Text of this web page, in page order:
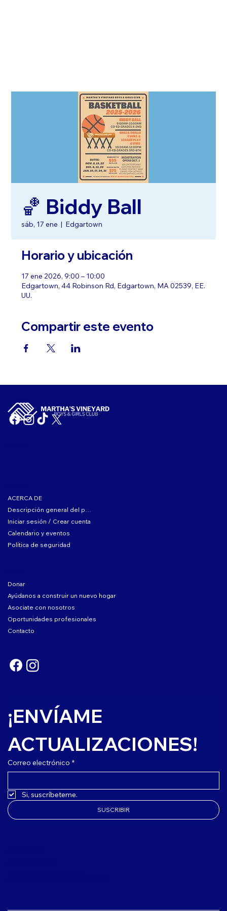
🏀 Biddy Ball
sáb, 17 ene
  |
Edgartown
Horario y ubicación
17 ene 2026, 9:00 – 10:00
Edgartown, 44 Robinson Rd, Edgartown, MA 02539, EE.
UU.
Compartir este evento
¡ENVÍAME
ACTUALIZACIONES!
Correo electrónico *
Si, suscríbeteme.
SUSCRIBIR
ACERCA DE
Descripción general del programa
Iniciar sesión / Crear cuenta
Calendario y eventos
Política de seguridad
Donar
Ayúdanos a construir un nuevo hogar
Asociate con nosotros
Oportunidades profesionales
Contacto